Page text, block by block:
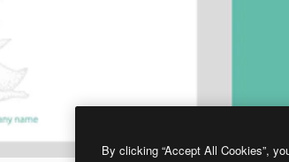
By clicking “Accept All Cookies”,